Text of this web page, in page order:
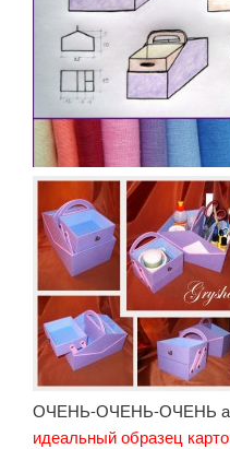
ОЧЕНЬ-ОЧЕНЬ-ОЧЕНЬ
идеальный образец